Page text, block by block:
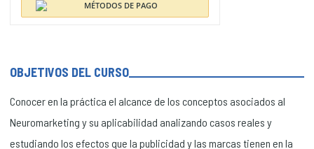
OBJETIVOS DEL CURSO
Conocer en la práctica el alcance de los conceptos asociados al
Neuromarketing y su aplicabilidad analizando casos reales y
estudiando los efectos que la publicidad y las marcas tienen en la